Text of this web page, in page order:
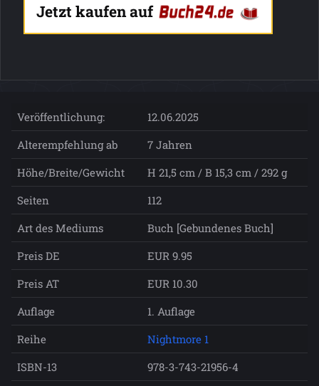
Jetzt kaufen auf
Veröffentlichung:
12.06.2025
Alterempfehlung ab
7 Jahren
Höhe/Breite/Gewicht
H 21,5 cm / B 15,3 cm / 292 g
Seiten
112
Art des Mediums
Buch [Gebundenes Buch]
Preis DE
EUR 9.95
Preis AT
EUR 10.30
Auflage
1. Auflage
Reihe
Nightmore 1
ISBN-13
978-3-743-21956-4